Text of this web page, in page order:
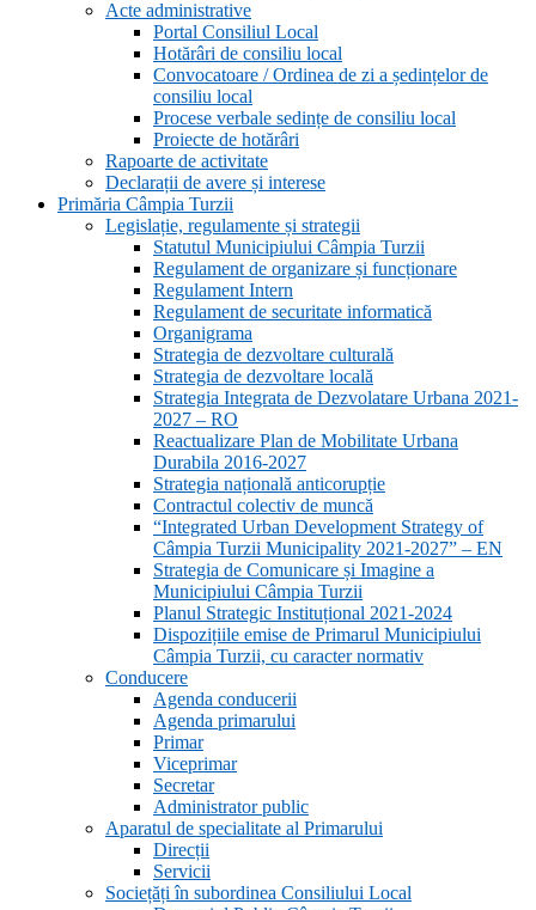
Acte administrative
Portal Consiliul Local
Hotărâri de consiliu local
Convocatoare / Ordinea de zi a ședințelor de
consiliu local
Procese verbale sedințe de consiliu local
Proiecte de hotărâri
Rapoarte de activitate
Declarații de avere și interese
Primăria Câmpia Turzii
Legislație, regulamente și strategii
Statutul Municipiului Câmpia Turzii
Regulament de organizare și funcționare
Regulament Intern
Regulament de securitate informatică
Organigrama
Strategia de dezvoltare culturală
Strategia de dezvoltare locală
Strategia Integrata de Dezvolatare Urbana 2021-
2027 – RO
Reactualizare Plan de Mobilitate Urbana
Durabila 2016-2027
Strategia națională anticorupție
Contractul colectiv de muncă
“Integrated Urban Development Strategy of
Câmpia Turzii Municipality 2021-2027” – EN
Strategia de Comunicare și Imagine a
Municipiului Câmpia Turzii
Planul Strategic Instituțional 2021-2024
Dispozițiile emise de Primarul Municipiului
Câmpia Turzii, cu caracter normativ
Conducere
Agenda conducerii
Agenda primarului
Primar
Viceprimar
Secretar
Administrator public
Aparatul de specialitate al Primarului
Direcții
Servicii
Sociețăți în subordinea Consiliului Local